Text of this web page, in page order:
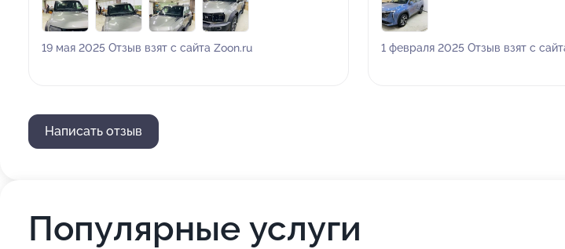
19 мая 2025 Отзыв взят с сайта Zoon.ru
ним. Меня устроило все, цена,
же мне еще затонировали заднюю
супер) РЕКОМЕНДУЮ
1 февраля 2025 Отзыв взят с
Написать отзыв
Популярные услуги